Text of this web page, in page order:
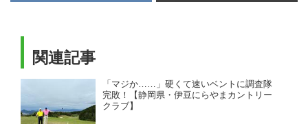
関連記事
「マジか……」硬くて速いベントに調査隊
完敗！【静岡県・伊豆にらやまカントリー
クラブ】